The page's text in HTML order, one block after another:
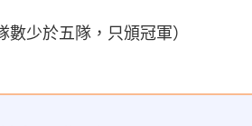
少於五隊，只頒冠軍）